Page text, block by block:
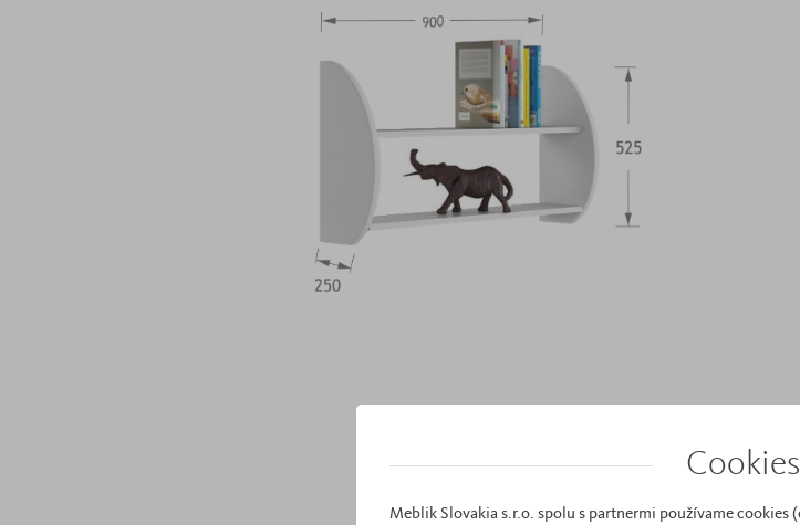
Cookies
Meblik Slovakia s.r.o. spolu s partnermi používame cookies